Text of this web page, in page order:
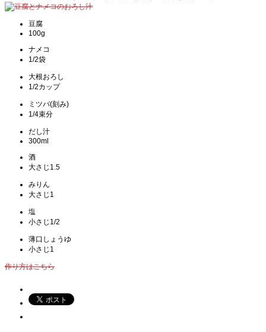
豆腐
100g
ナメコ
1/2袋
大根おろし
1/2カップ
ミツバ(刻み)
1/4束分
だし汁
300ml
酒
大さじ1.5
みりん
大さじ1
塩
小さじ1/2
薄口しょうゆ
小さじ1
作り方はこちら